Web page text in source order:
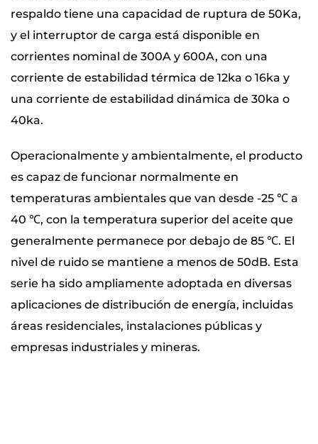
respaldo tiene una capacidad de ruptura de 50Ka,
y el interruptor de carga está disponible en
corrientes nominal de 300A y 600A, con una
corriente de estabilidad térmica de 12ka o 16ka y
una corriente de estabilidad dinámica de 30ka o
40ka.
Operacionalmente y ambientalmente, el producto
es capaz de funcionar normalmente en
temperaturas ambientales que van desde -25 ℃ a
40 ℃, con la temperatura superior del aceite que
generalmente permanece por debajo de 85 ℃. El
nivel de ruido se mantiene a menos de 50dB. Esta
serie ha sido ampliamente adoptada en diversas
aplicaciones de distribución de energía, incluidas
áreas residenciales, instalaciones públicas y
empresas industriales y mineras.